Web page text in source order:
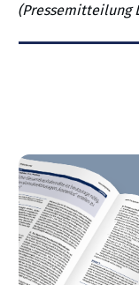
(Pressemitteilung